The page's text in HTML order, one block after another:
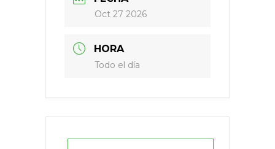
Oct 27 2026
HORA
Todo el día